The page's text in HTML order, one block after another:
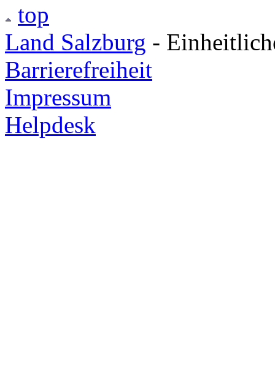
top
Land Salzburg -
Barrierefreiheit
Impressum
Helpdesk